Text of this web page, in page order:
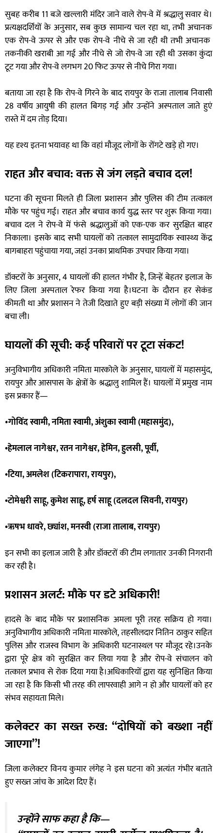
सुबह करीब 11 बजे खल्लारी मंदिर जाने वाले रोप-वे में श्रद्धालु सवार थे।
प्रत्यक्षदर्शियों के अनुसार, सब कुछ सामान्य चल रहा था, तभी अचानक
एक रोप-वे ऊपर से और एक रोप-वे नीचे से जा रही थी तभी अचानक
तकनीकी खराबी आ गई और नीचे से जो रोप-वे जा रही थी उसका कुंदा
टूट गया और रोप-वे लगभग 20 फिट ऊपर से नीचे गिरा गया।
बताया जा रहा है कि रोप-वे गिरने के बाद रायपुर के राजा तालाब निवासी
28 वर्षीय आयुषी की हालत बिगड़ गई और उन्होंने अस्पताल जाते हुएं
रास्ते में दम तोड़ दिया।
यह दृश्य इतना भयावह था कि वहां मौजूद लोगों के रोंगटे खड़े हो गए।
राहत और बचाव: वक्त से जंग लड़ते बचाव दल!
घटना की सूचना मिलते ही जिला प्रशासन और पुलिस की टीम तत्काल
मौके पर पहुंच गई। राहत और बचाव कार्य युद्ध स्तर पर शुरू किया गया।
बचाव दल ने रोप-वे में फंसे श्रद्धालुओं को एक-एक कर सुरक्षित बाहर
निकाला। इसके बाद सभी घायलों को तत्काल सामुदायिक स्वास्थ्य केंद्र
बागबाहरा पहुंचाया गया, जहां उनका प्राथमिक उपचार किया गया।
डॉक्टरों के अनुसार, 4 घायलों की हालत गंभीर है, जिन्हें बेहतर इलाज के
लिए जिला अस्पताल रेफर किया गया है।घटना के दौरान हर सेकंड
कीमती था और प्रशासन ने तेजी दिखाते हुए बड़ी संख्या में लोगों की जान
बचा ली।
घायलों की सूची: कई परिवारों पर टूटा संकट!
अनुविभागीय अधिकारी नमिता मारकोले के अनुसार, घायलों में महासमुंद,
रायपुर और आसपास के क्षेत्रों के श्रद्धालु शामिल हैं। घायलों में प्रमुख नाम
इस प्रकार हैं—
•गोविंद स्वामी, नमिता स्वामी, अंशुका स्वामी (महासमुंद),
•हेमलाल नागेश्वर, रतन नागेश्वर, हेमिन, हुलसी, पूर्वी,
•टिया, अमलेश (टिकरापारा, रायपुर),
•टोमेश्वरी साहू, कुमेश साहू, हर्ष साहू (दलदल सिवनी, रायपुर)
•ऋषभ धावरे, छ्यांश, मनस्वी (राजा तालाब, रायपुर)
इन सभी का इलाज जारी है और डॉक्टरों की टीम लगातार उनकी निगरानी
कर रही है।
प्रशासन अलर्ट: मौके पर डटे अधिकारी!
हादसे के बाद मौके पर प्रशासनिक अमला पूरी तरह सक्रिय हो गया।
अनुविभागीय अधिकारी नमिता मारकोले, तहसीलदार नितिन ठाकुर सहित
पुलिस और राजस्व विभाग के अधिकारी घटनास्थल पर मौजूद रहे।उनके
द्वारा पूरे क्षेत्र को सुरक्षित कर लिया गया है और रोप-वे संचालन को
तत्काल प्रभाव से रोक दिया गया है।अधिकारियों द्वारा यह सुनिश्चित किया
जा रहा है कि किसी भी तरह की लापरवाही आगे न हो और घायलों को हर
संभव सहायता मिले।
कलेक्टर का सख्त रुख: “दोषियों को बख्शा नहीं
जाएगा”!
जिला कलेक्टर विनय कुमार लंगेह ने इस घटना को अत्यंत गंभीर बताते
हुए सख्त जांच के आदेश दिए हैं।
उन्होंने साफ कहा है कि—